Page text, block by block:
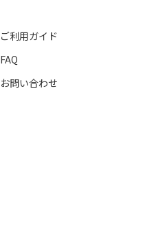
ご利用ガイド
FAQ
お問い合わせ